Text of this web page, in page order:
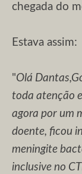
chegada do
Estava assim:
"Olá Dantas,
toda atenção
agora por um
doente, ficou
meningite
inclusive no